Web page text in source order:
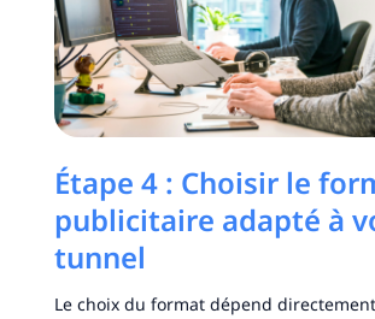
Étape 4 : Choisir le
publicitaire adapté à
tunnel
Le choix du format dépend